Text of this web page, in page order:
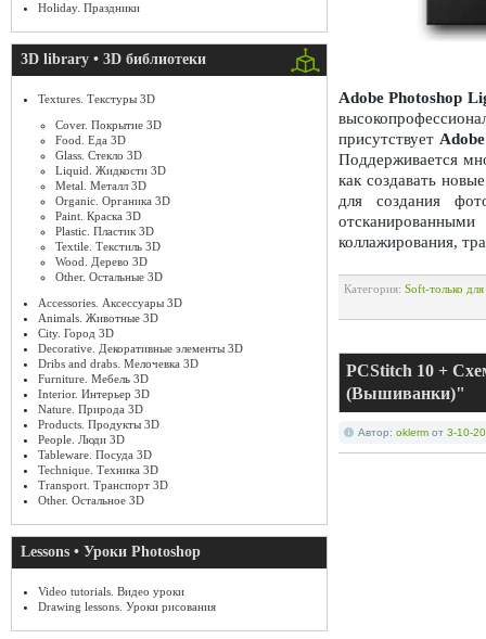
Holiday. Праздники
3D library • 3D библиотеки
Textures. Текстуры 3D
Cover. Покрытие 3D
Food. Еда 3D
Glass. Стекло 3D
Liquid. Жидкости 3D
Metal. Металл 3D
Organic. Органика 3D
Paint. Краска 3D
Plastic. Пластик 3D
Textile. Текстиль 3D
Wood. Дерево 3D
Other. Остальные 3D
Accessories. Аксессуары 3D
Animals. Животные 3D
City. Город 3D
Decorative. Декоративные элементы 3D
Dribs and drabs. Мелочевка 3D
Furniture. Мебель 3D
Interior. Интерьер 3D
Nature. Природа 3D
Products. Продукты 3D
People. Люди 3D
Tableware. Посуда 3D
Technique. Техника 3D
Transport. Транспорт 3D
Other. Остальное 3D
Lessons • Уроки Photoshop
Video tutorials. Видео уроки
Drawing lessons. Уроки рисования
Adobe Photoshop
присутствует
Поддерживается
как создавать
для создания
коллажирования,
Категория: Soft-только
PCStitch 10 +
(Вышиванки)"
Автор: oklerm от 3-10-